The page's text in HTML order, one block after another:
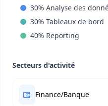
30% Analyse des
30% Tableaux de bord
40% Reporting
Secteurs d'activité
Finance/Banque